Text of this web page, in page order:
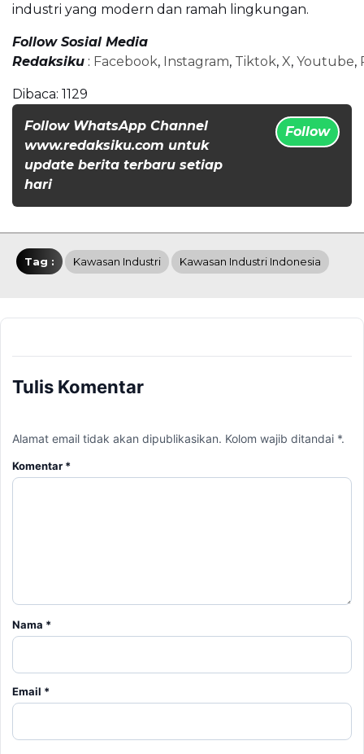
industri yang modern dan ramah lingkungan.
Follow Sosial Media
Redaksiku : Facebook, Instagram, Tiktok, X, Youtube,
Dibaca: 1129
Follow WhatsApp Channel
www.redaksiku.com untuk
update berita terbaru setiap
hari
Follow
Tag : Kawasan Industri Kawasan Industri Indonesia
Tulis Komentar
Alamat email tidak akan dipublikasikan. Kolom wajib ditandai *.
Komentar *
Nama *
Email *